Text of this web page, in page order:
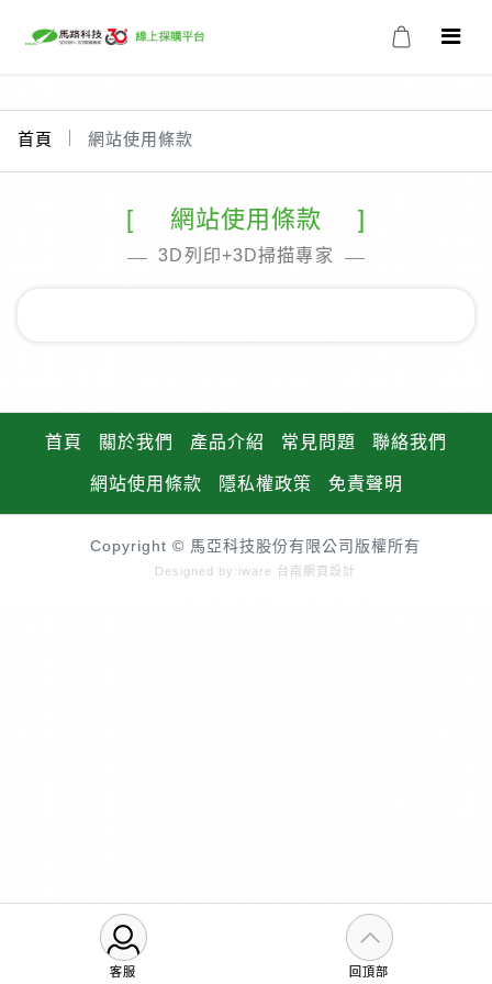
客服 回頂部
首頁 網站使用條款
網站使用條款
3D列印+3D掃描專家
首頁 關於我們 產品介紹 常見問題 聯絡我們
網站使用條款 隱私權政策 免責聲明
Copyright © 馬亞科技股份有限公司版權所有
Designed by:iware 台南網頁設計